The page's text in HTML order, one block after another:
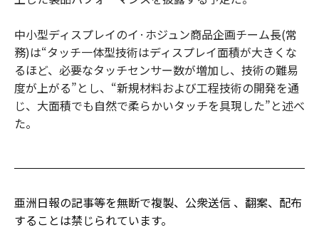
中小型ディスプレイのイ·ホジュン商品企画チーム長(常
務)は“タッチ一体型技術はディスプレイ面積が大きくな
るほど、必要なタッチセンサー数が増加し、技術の難易
度が上がる”とし、“新規材料および工程技術の開発を通
じ、大面積でも自然で柔らかいタッチを具現した”と述べ
た。
亜洲日報の記事等を無断で複製、公衆送信 、翻案、配布
することは禁じられています。